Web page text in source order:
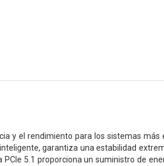
y el rendimiento para los sistemas más
garantiza una estabilidad
5.1 proporciona un suministro de